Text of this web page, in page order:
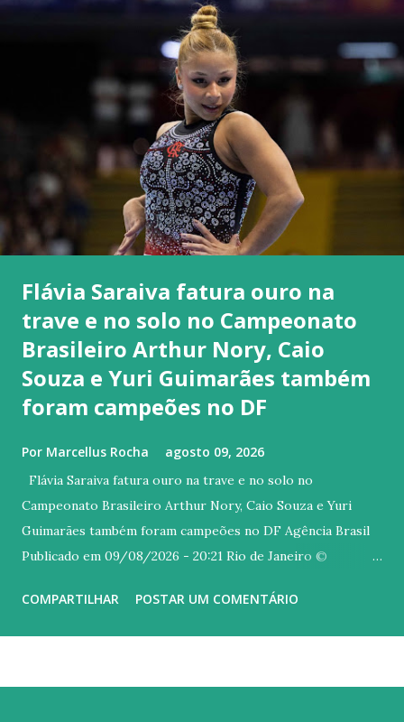
Flávia Saraiva fatura ouro na
trave e no solo no Campeonato
Brasileiro Arthur Nory, Caio
Souza e Yuri Guimarães também
foram campeões no DF
Por Marcellus Rocha agosto 09, 2026
Flávia Saraiva fatura ouro na trave e no solo no
Campeonato Brasileiro Arthur Nory, Caio Souza e Yuri
Guimarães também foram campeões no DF Agência Brasil
Publicado em 09/08/2026 - 20:21 Rio de Janeiro ©
carioca Flávia Saraiva arrebatou o público do Ginásio Nilson
COMPARTILHAR POSTAR UM COMENTÁRIO